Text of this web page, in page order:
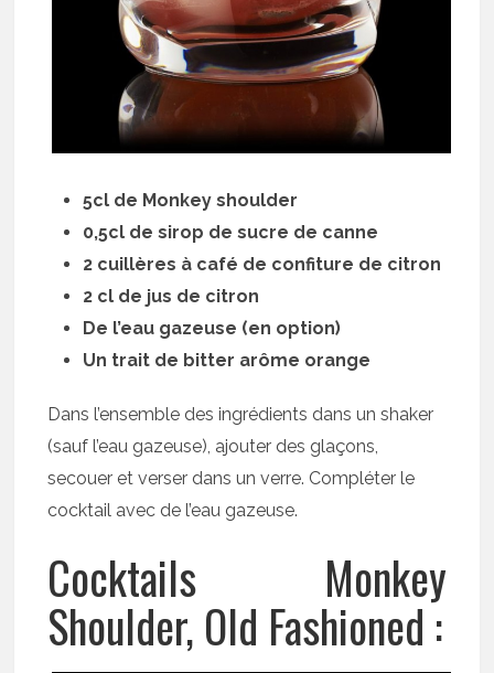
5cl de Monkey shoulder
0,5cl de sirop de sucre de canne
2 cuillères à café de confiture de citron
2 cl de jus de citron
De l’eau gazeuse (en option)
Un trait de bitter arôme orange
Dans l’ensemble des ingrédients dans un shaker
(sauf l’eau gazeuse), ajouter des glaçons,
secouer et verser dans un verre. Compléter le
cocktail avec de l’eau gazeuse.
Cocktails Monkey
Shoulder, Old Fashioned :